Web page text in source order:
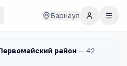
Барнаул
район — 42